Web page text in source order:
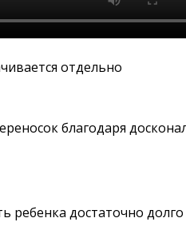
отдельно
благодаря
ребенка достаточно